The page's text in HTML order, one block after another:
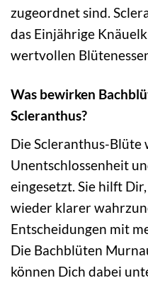
zugeordnet sind.
das Einjährige
wertvollen
Was bewirken
Scleranthus?
Die Scleranthus-
Unentschlossenheit
eingesetzt. Sie hilft
wieder klarer
Entscheidungen mit
Die Bachblüten
können Dich dabei